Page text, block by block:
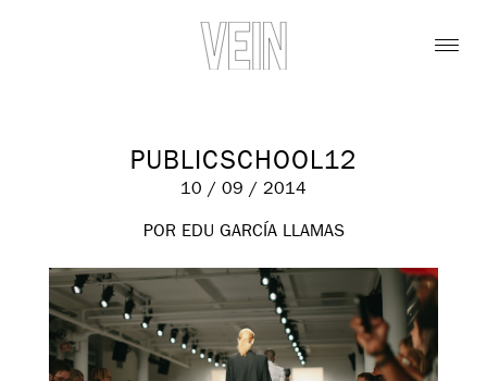
PUBLICSCHOOL12
10 / 09 / 2014
POR EDU GARCÍA LLAMAS